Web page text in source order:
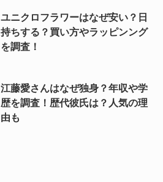
ユニクロフラワーはなぜ安い？日
持ちする？買い方やラッピンング
を調査！
江藤愛さんはなぜ独身？年収や学
歴を調査！歴代彼氏は？人気の理
由も